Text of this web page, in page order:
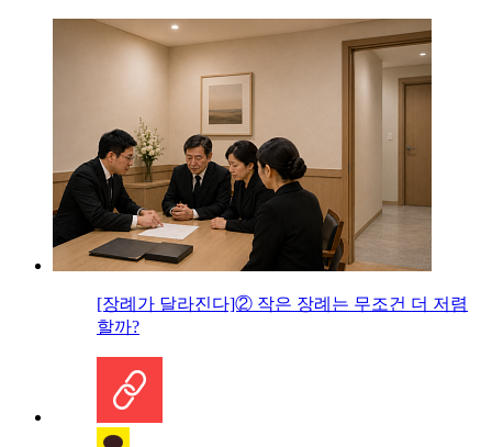
[장례가 달라진다]② 작은 장례는 무조건 더 저렴
할까?